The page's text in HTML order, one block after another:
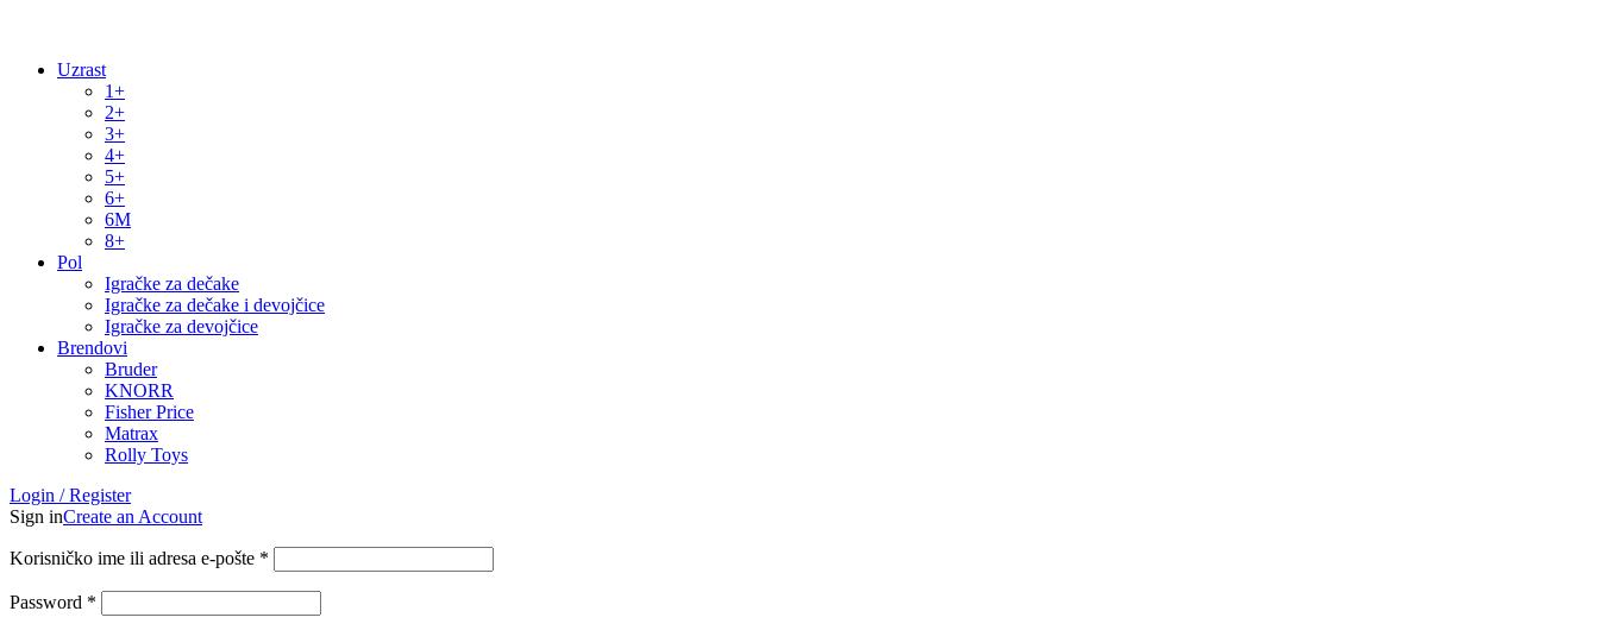
Uzrast
1+
2+
3+
4+
5+
6+
6M
8+
Pol
Igračke za dečake
Igračke za dečake i devojčice
Igračke za devojčice
Brendovi
Bruder
KNORR
Fisher Price
Matrax
Rolly Toys
Login / Register
Sign inCreate an Account
Korisničko ime ili adresa e-pošte *
Password *